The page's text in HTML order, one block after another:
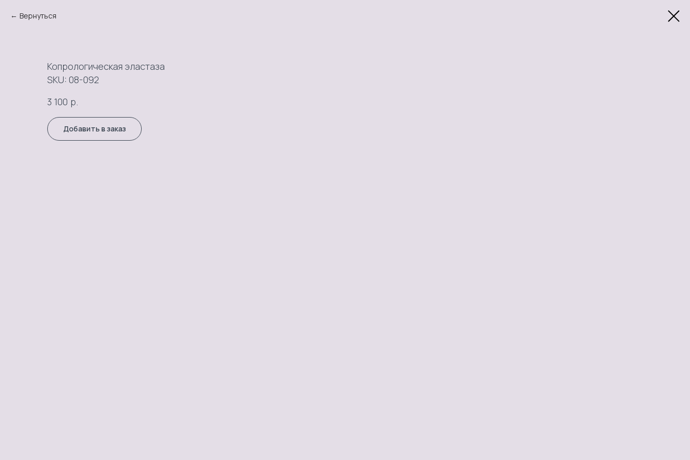
Вернуться
Копрологическая эластаза
SKU: 08-092
3 100 р.
Добавить в заказ